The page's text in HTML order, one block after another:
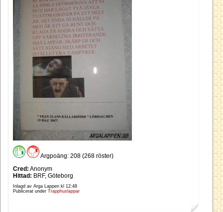
Argpoäng: 208 (268 röster)
Cred: Anonym
Hittad: BRF, Göteborg
Inlagd av Arga Lappen kl 12:48
Publicerat under Trapphuslappar